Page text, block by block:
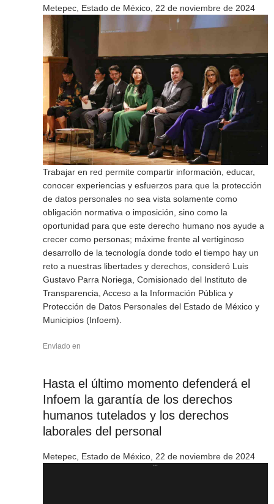
Metepec, Estado de México, 22 de noviembre de 2024
Trabajar en red permite compartir información, educar,
conocer experiencias y esfuerzos para que la protección
de datos personales no sea vista solamente como
obligación normativa o imposición, sino como la
oportunidad para que este derecho humano nos ayude a
crecer como personas; máxime frente al vertiginoso
desarrollo de la tecnología donde todo el tiempo hay un
reto a nuestras libertades y derechos, consideró Luis
Gustavo Parra Noriega, Comisionado del Instituto de
Transparencia, Acceso a la Información Pública y
Protección de Datos Personales del Estado de México y
Municipios (Infoem).
Enviado en
Hasta el último momento defenderá el
Infoem la garantía de los derechos
humanos tutelados y los derechos
laborales del personal
Metepec, Estado de México, 22 de noviembre de 2024